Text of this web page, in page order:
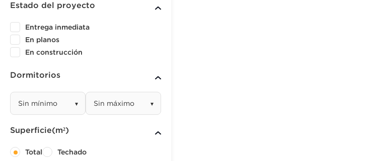
Estado del proyecto
Entrega inmediata
En planos
En construcción
Dormitorios
▾ ▾
Superficie(m²)
Total Techado